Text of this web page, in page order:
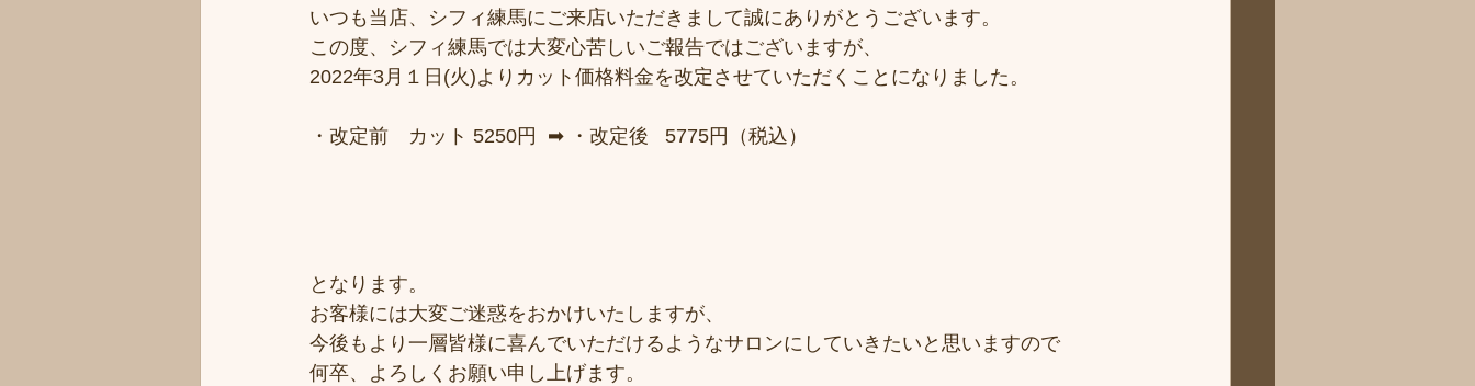
いつも当店、シフィ練馬にご来店いただきまして誠にありがとうございます。
この度、シフィ練馬では大変心苦しいご報告ではございますが、
2022年3月１日(火)よりカット価格料金を改定させていただくことになりました。
・改定前　カット 5250円  ➡︎ ・改定後   5775円（税込）
となります。
お客様には大変ご迷惑をおかけいたしますが、
今後もより一層皆様に喜んでいただけるようなサロンにしていきたいと思いますので
何卒、よろしくお願い申し上げます。